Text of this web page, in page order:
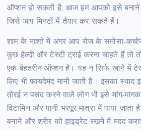
ऑप्शन हो सकती है. आज हम आपको इसे बनाने
जिसे आप मिनटों में तैयार कर सकते हैं।
शाम के नाश्ते में अगर आप रोज के समोसा-
कुछ हेल्दी और टेस्टी ट्राई करना चाहते हैं तो
एक बेहतरीन ऑप्शन है। यह न सिर्फ खाने में
लिए भी फायदेमंद मानी जाती है। इसका स्वाद
तोरई न पसंद करने वाले लोग भी इसे मांग-
विटामिन और पानी भरपूर मात्रा में पाया
बनाने और शरीर को हाइड्रेट रखने में मदद